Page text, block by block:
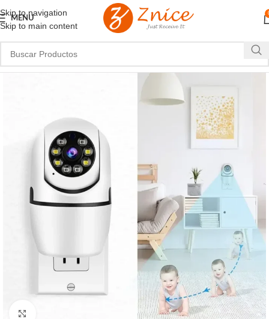
Skip to navigation
Skip to main content
MENU